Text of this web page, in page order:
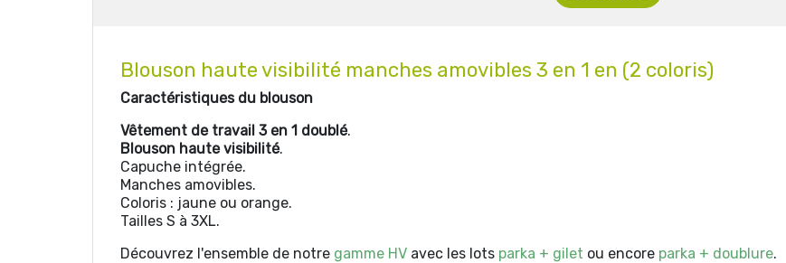
Blouson haute visibilité manches amovibles 3 en 1 en (2 coloris)
Caractéristiques du blouson
Vêtement de travail 3 en 1 doublé.
Blouson haute visibilité.
Capuche intégrée.
Manches amovibles.
Coloris : jaune ou orange.
Tailles S à 3XL.
Découvrez l'ensemble de notre gamme HV avec les lots parka + gilet ou encore parka + doublure.